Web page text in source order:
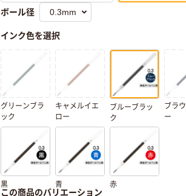
ボール径
インク色を選択
グリーンブラ
ック
キャメルイエ
ロー
ブルーブラッ
ク
ブラ
ー
黒 青 赤
この商品のバリエーション